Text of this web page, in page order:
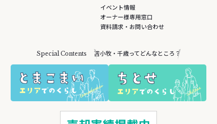
イベント情報
オーナー様専用窓口
資料請求・お問い合わせ
Special Contents 苫小牧・千歳ってどんなところ？